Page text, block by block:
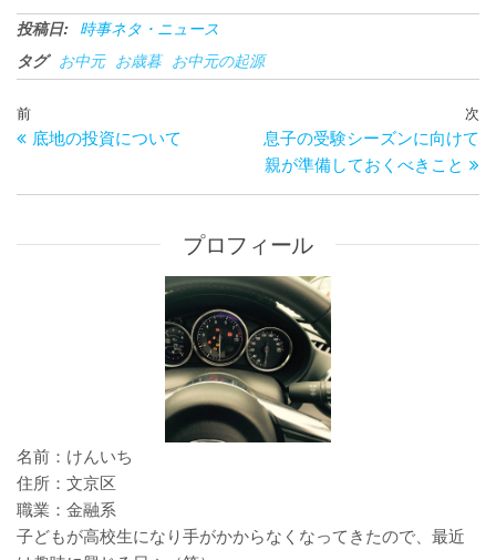
投稿日: 時事ネタ・ニュース
タグ お中元 お歳暮 お中元の起源
投
稿
ビ
ー
過
去
投
前
底地の投資について
次
稿
次
息子の受験シーズンに向けて
親が準備しておくべきこと
プロフィール
名前：けんいち
住所：文京区
職業：金融系
子どもが高校生になり手がかからなくなってきたので、最近